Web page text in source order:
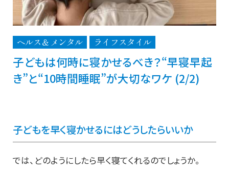
ヘルス＆メンタル ライフスタイル
子どもは何時に寝かせるべき？“早寝早起
き”と“10時間睡眠”が大切なワケ (2/2)
子どもを早く寝かせるにはどうしたらいいか
では、どのようにしたら早く寝てくれるのでしょうか。